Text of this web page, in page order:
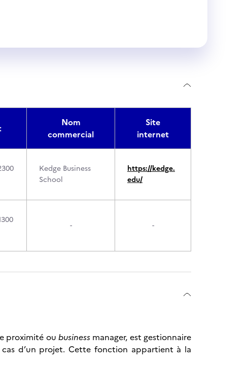
Nom
commercial
Site
internet
Kedge Business
School
https://kedge.
edu/
- -
proximité oubusiness manager, est gestionnaire
d’un projet. Cette fonction appartient à la